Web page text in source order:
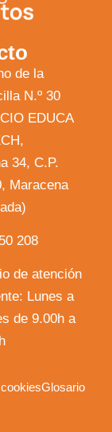
de la
N.º 30
EDUCA
34, C.P.
Maracena
208
de atención
Lunes a
de 9.00h a
Glosario